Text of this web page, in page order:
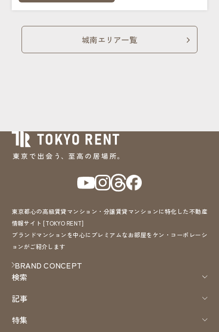
城南エリア一覧
東京都心の高級賃貸マンション・分譲賃貸マンションに特化した不動産
情報サイト [TOKYO RENT]
ブランドマンションを中心にプレミアムなお部屋をケン・コーポレーシ
ョンがご紹介します
BRAND CONCEPT
検索
記事
特集